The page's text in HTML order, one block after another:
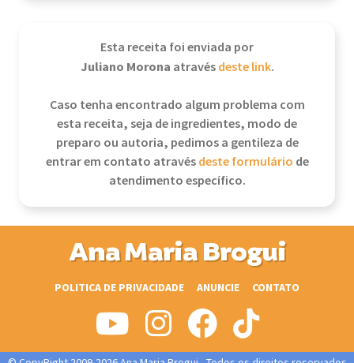
Esta receita foi enviada por
Juliano Morona atravésdeste link.
Caso tenha encontrado algum problema com
esta receita, seja de ingredientes, modo de
preparo ou autoria, pedimos a gentileza de
entrar em contato atravésdeste formulário de
atendimento específico.
Ana Maria Brogui
POLITICA DE PRIVACIDADE ANUNCIE CONTATO